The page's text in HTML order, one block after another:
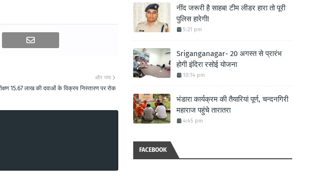
और नया
15.67 लाख की दवाओं के विक्रय निस्तारण पर रोक
नींद जरूरी है साहब! टीम लीडर हारा तो पूरी
पुलिस हारेगी!
5:21 pm
Sriganganagar- 20 अगस्त से प्रारंभ
होगी इंदिरा रसोई योजना
10:14 pm
भंडारा कार्यक्रम की तैयारियां पूर्ण, चन्दनगिरी
महाराज पहुंचे तारातरा
4:45 pm
FACEBOOK